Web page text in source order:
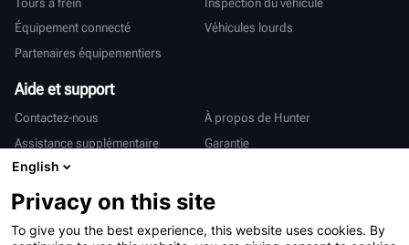
Équipement connecté
Véhicules lourds
Partenaires équipementiers
Aide et support
Contactez-nous
À propos de Hunter
Assistance supplémentaire
Garantie
International
Ventes et services
Deutsch
亨特中国
English
Privacy on this site
To give you the best experience, this website uses cookies. By